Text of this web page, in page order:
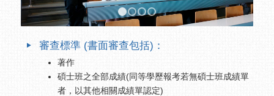
1 2 3 4
審查標準 (書面審查包括)：
著作
碩士班之全部成績(同等學歷報考若無碩士班成績單
者，以其他相關成績單認定)